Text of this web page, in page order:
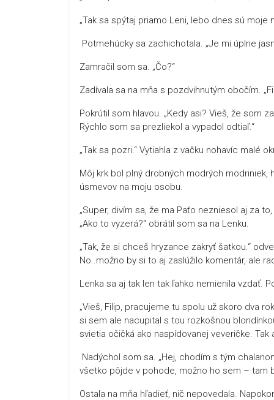
„Tak sa spýtaj priamo Leni, lebo dnes sú
Potmehúcky sa zachichotala. „Je mi úplne
Zamračil som sa. „Čo?“
Zadívala sa na mňa s pozdvihnutým obočím.
Pokrútil som hlavou. „Kedy asi? Vieš, že som
Rýchlo som sa prezliekol a vypadol odtiaľ.“
„Tak sa pozri.“ Vytiahla z vačku nohavíc malé
Môj krk bol plný drobných modrých
úsmevov na moju osobu.
„Super, divím sa, že ma Paťo nezniesol aj za
„Ako to vyzerá?“ obrátil som sa na Lenku.
„Tak, že si chceš hryzance zakryť šatkou.“
No..možno by si to aj zaslúžilo komentár, ale
Lenka sa aj tak len tak ľahko nemienila vzdať.
„Vieš, Filip, pracujeme tu spolu už skoro dva
si sem ale nacupital s tou rozkošnou
svietia očičká ako naspídovanej veveričke. Tak
Nadýchol som sa. „Hej, chodím s tým
všetko pôjde v pohode, možno ho sem – tam
Ostala na mňa hľadieť, nič nepovedala.